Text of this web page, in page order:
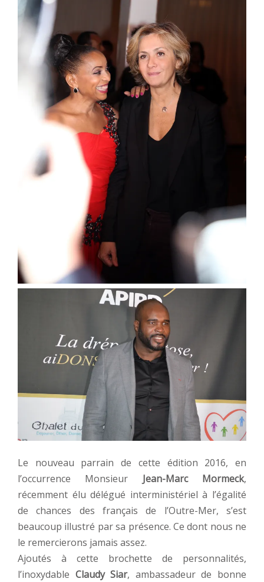
Le nouveau parrain de cette édition 2016, en
l’occurrence Monsieur Jean-Marc Mormeck,
récemment élu délégué interministériel à l’égalité
de chances des français de l’Outre-Mer, s’est
beaucoup illustré par sa présence. Ce dont nous ne
le remercierons jamais assez.
Ajoutés à cette brochette de personnalités,
l’inoxydable Claudy Siar, ambassadeur de bonne